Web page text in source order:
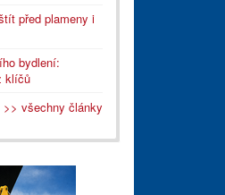
před plameny i
bydlení:
klíčů
>> všechny články